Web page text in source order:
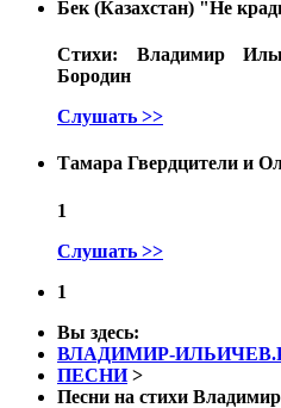
Бек (Казахстан) "Не
Стихи: Владимир
Бородин
Слушать >>
Тамара Гвердцители и
1
Слушать >>
1
Вы здесь:
ВЛАДИМИР-
ПЕСНИ >
Песни на стихи